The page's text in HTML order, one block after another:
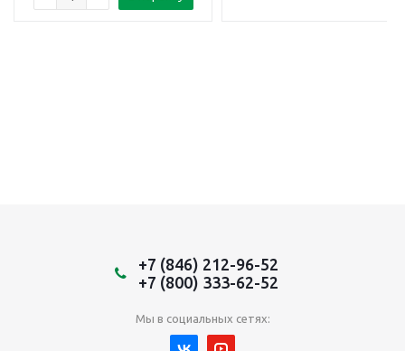
+7 (846) 212-96-52
+7 (800) 333-62-52
Мы в социальных сетях: